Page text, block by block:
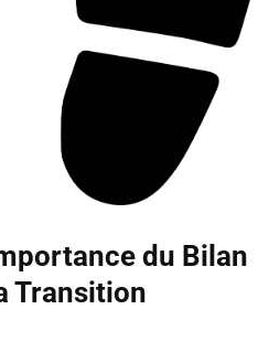
du Bilan
Transition